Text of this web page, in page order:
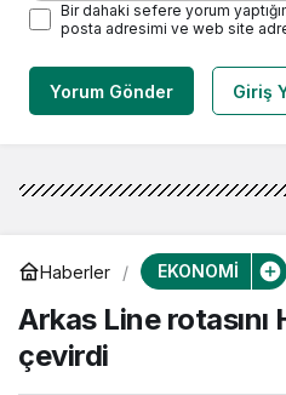
Bir dahaki sefere yorum
posta adresimi ve web site
Yorum Gönder Giriş
Haberler EKONOMİ
Arkas Line rotasını
çevirdi